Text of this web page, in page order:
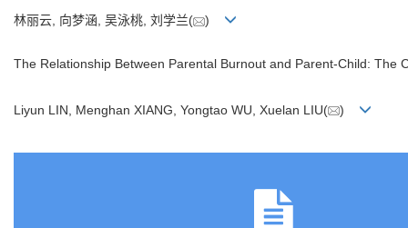
林丽云, 向梦涵, 吴泳桃, 刘学兰( )
The Relationship Between Parental Burnout and Parent-Child: The
Liyun LIN, Menghan XIANG, Yongtao WU, Xuelan LIU( )